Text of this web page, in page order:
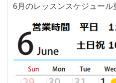
6月のレッスンスケジュール